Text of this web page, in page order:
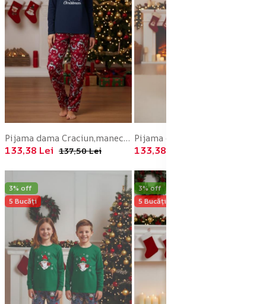
Pijama dama Craciun,maneca lunga si pantaloni lungi,imprimeu ren, En-gros
133,38 Lei 137,50 Lei 133,38 Lei
3% off
5 Bucăți
3% off
5 Bucăți